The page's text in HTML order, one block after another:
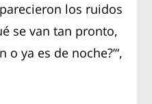
los ruidos
se van tan pronto,
ya es de noche?’“,